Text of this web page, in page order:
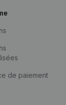
de paiement